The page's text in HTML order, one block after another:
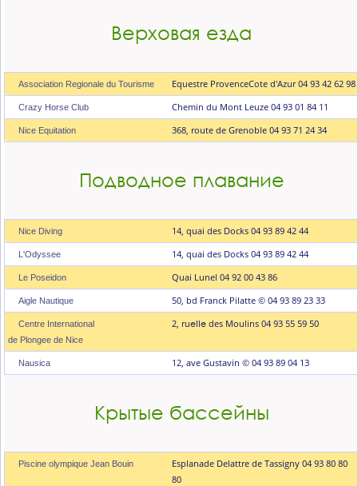
Верховая езда
Association Regionale du Tourisme Equestre ProvenceCote d'Azur 04 93 42 62 98
Crazy Horse Club Chemin du Mont Leuze 04 93 01 84 11
Nice Equitation 368, route de Grenoble 04 93 71 24 34
Подводное плавание
Niсе Diving 14, quai des Docks 04 93 89 42 44
L'Odyssee 14, quai des Docks 04 93 89 42 44
Le Poseidon Quai Lunel 04 92 00 43 86
Aigle Nautique 50, bd Franck Pilatte © 04 93 89 23 33
Centre International
de Plongee de Nice
2, ruеllе des Moulins 04 93 55 59 50
Nausica 12, ave Gustavin © 04 93 89 04 13
Крытые бассейны
Piscine olympique Jean Bouin
Esplanade Delattre de Tassigny 04 93 80 80
80